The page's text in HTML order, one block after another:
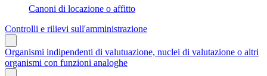
Canoni di locazione o affitto
Controlli e rilievi sull'amministrazione
Organismi indipendenti di valutuazione, nuclei di valutazione o altri
organismi con funzioni analoghe